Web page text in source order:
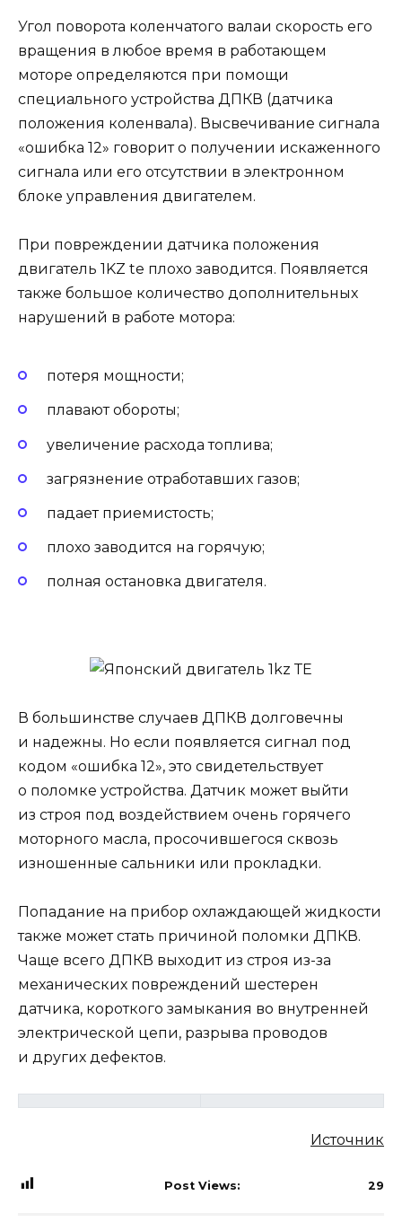
Угол поворота коленчатого валаи скорость его
вращения в любое время в работающем
моторе определяются при помощи
специального устройства ДПКВ (датчика
положения коленвала). Высвечивание сигнала
«ошибка 12» говорит о получении искаженного
сигнала или его отсутствии в электронном
блоке управления двигателем.
При повреждении датчика положения
двигатель 1KZ te плохо заводится. Появляется
также большое количество дополнительных
нарушений в работе мотора:
потеря мощности;
плавают обороты;
увеличение расхода топлива;
загрязнение отработавших газов;
падает приемистость;
плохо заводится на горячую;
полная остановка двигателя.
В большинстве случаев ДПКВ долговечны
и надежны. Но если появляется сигнал под
кодом «ошибка 12», это свидетельствует
о поломке устройства. Датчик может выйти
из строя под воздействием очень горячего
моторного масла, просочившегося сквозь
изношенные сальники или прокладки.
Попадание на прибор охлаждающей жидкости
также может стать причиной поломки ДПКВ.
Чаще всего ДПКВ выходит из строя из-за
механических повреждений шестерен
датчика, короткого замыкания во внутренней
электрической цепи, разрыва проводов
и других дефектов.
Источник
Post Views: 29